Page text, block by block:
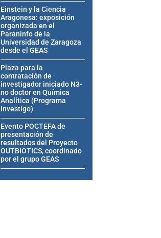
Einstein y la Ciencia
Aragonesa: exposición
organizada en el
Paraninfo de la
Universidad de Zaragoza
desde el GEAS
Plaza para la
contratación de
investigador iniciado N3-
no doctor en Química
Analítica (Programa
Investigo)
Evento POCTEFA de
presentación de
resultados del Proyecto
OUTBIOTICS, coordinado
por el grupo GEAS